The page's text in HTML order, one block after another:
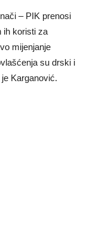
– PIK prenosi
ih koristi za
mijenjanje
su drski i
Karganović.